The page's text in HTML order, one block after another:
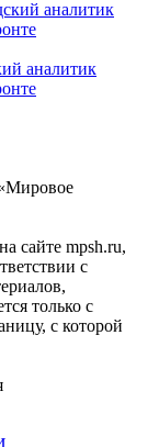
аналитик
сайте mpsh.ru,
с
только с
с которой